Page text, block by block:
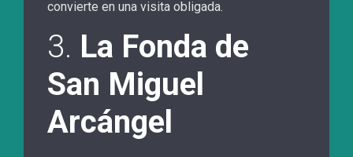
convierte en una visita obligada.
3. La Fonda de
San Miguel
Arcángel